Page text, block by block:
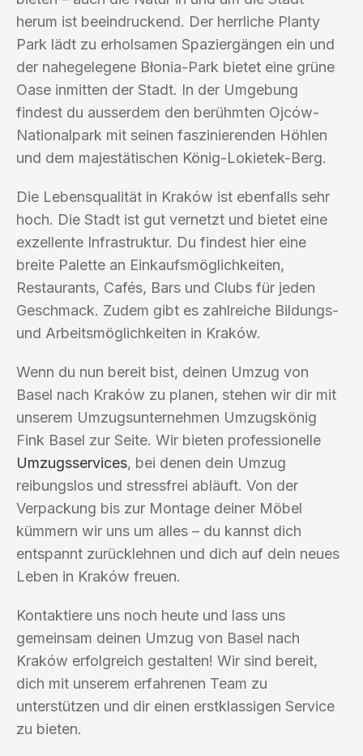
herum ist beeindruckend. Der herrliche Planty
Park lädt zu erholsamen Spaziergängen ein und
der nahegelegene Błonia-Park bietet eine grüne
Oase inmitten der Stadt. In der Umgebung
findest du ausserdem den berühmten Ojców-
Nationalpark mit seinen faszinierenden Höhlen
und dem majestätischen König-Lokietek-Berg.
Die Lebensqualität in Kraków ist ebenfalls sehr
hoch. Die Stadt ist gut vernetzt und bietet eine
exzellente Infrastruktur. Du findest hier eine
breite Palette an Einkaufsmöglichkeiten,
Restaurants, Cafés, Bars und Clubs für jeden
Geschmack. Zudem gibt es zahlreiche Bildungs-
und Arbeitsmöglichkeiten in Kraków.
Wenn du nun bereit bist, deinen Umzug von
Basel nach Kraków zu planen, stehen wir dir mit
unserem Umzugsunternehmen Umzugskönig
Fink Basel zur Seite. Wir bieten professionelle
Umzugsservices, bei denen dein Umzug
reibungslos und stressfrei abläuft. Von der
Verpackung bis zur Montage deiner Möbel
kümmern wir uns um alles – du kannst dich
entspannt zurücklehnen und dich auf dein neues
Leben in Kraków freuen.
Kontaktiere uns noch heute und lass uns
gemeinsam deinen Umzug von Basel nach
Kraków erfolgreich gestalten! Wir sind bereit,
dich mit unserem erfahrenen Team zu
unterstützen und dir einen erstklassigen Service
zu bieten.